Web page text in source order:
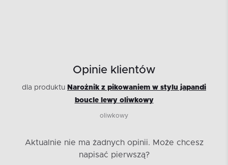
Opinie klientów
dla produktu Narożnik z pikowaniem w stylu japandi
boucle lewy oliwkowy
oliwkowy
Aktualnie nie ma żadnych opinii. Może chcesz
napisać pierwszą?